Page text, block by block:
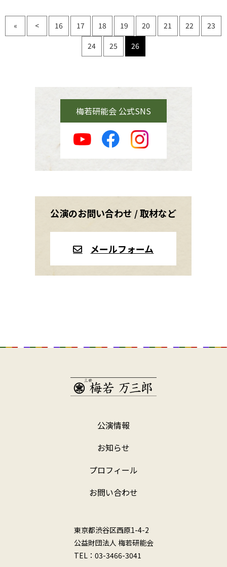
« < 16 17 18 19 20 21 22
23
24
25 26
梅若研能会 公式SNS
公演のお問い合わせ / 取材など
メールフォーム
公演情報
お知らせ
プロフィール
お問い合わせ
東京都渋谷区西原1-4-2
公益財団法人 梅若研能会
TEL：03-3466-3041